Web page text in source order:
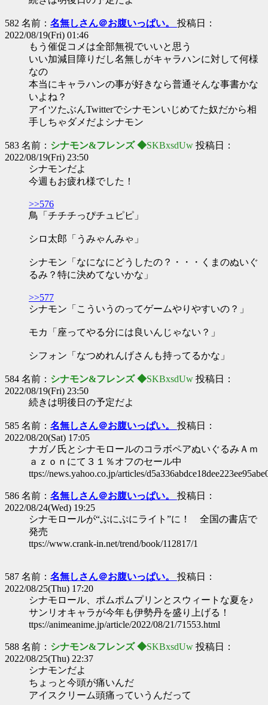
582 名前： 名無しさん＠お腹いっぱい。 投稿日：
2022/08/19(Fri) 01:46
もう催促コメは全部無視でいいと思う
いい加減目障りだし名無しがキャラハンに対して何様
なの
本当にキャラハンの事が好きなら普通そんな事書かな
いよね？
アイツたぶんTwitterでシナモンいじめてた奴だから相
手しちゃダメだよシナモン
583 名前： シナモン&フレンズ ◆SKBxsdUw 投稿日：
2022/08/19(Fri) 23:50
シナモンだよ
今週もお疲れ様でした！
>>576
鳥「チチチっぴチュピピ」
シロ太郎「うみゃんみゃ」
シナモン「なになにどうしたの？・・・くまのぬいぐ
るみ？特に決めてないかな」
>>577
シナモン「こういうのってゲームやりやすいの？」
モカ「座ってやる分には良いんじゃない？」
シフォン「なつめれんげさんも持ってるかな」
584 名前： シナモン&フレンズ ◆SKBxsdUw 投稿日：
2022/08/19(Fri) 23:50
続きは明後日の予定だよ
585 名前： 名無しさん＠お腹いっぱい。 投稿日：
2022/08/20(Sat) 17:05
ナガノ氏とシナモロールのコラボペアぬいぐるみＡｍ
ａｚｏｎにて３１％オフのセール中
ttps://news.yahoo.co.jp/articles/
586 名前： 名無しさん＠お腹いっぱい。 投稿日：
2022/08/24(Wed) 19:25
シナモロールが“ぷにぷにライト”に！ 全国の書店で
発売
ttps://www.crank-in.net/trend/book/112817/1
587 名前： 名無しさん＠お腹いっぱい。 投稿日：
2022/08/25(Thu) 17:20
シナモロール、ポムポムプリンとスウィートな夏を♪
サンリオキャラが今年も伊勢丹を盛り上げる！
ttps://animeanime.jp/article/2022/08/21/71553.html
588 名前： シナモン&フレンズ ◆SKBxsdUw 投稿日：
2022/08/25(Thu) 22:37
シナモンだよ
ちょっと今頭が痛いんだ
アイスクリーム頭痛っていうんだって